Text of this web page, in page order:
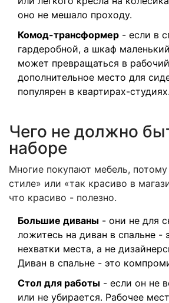
оно не мешало проходу.
Комод-трансформер - если в
гардеробной, а шкаф
может превращаться в
дополнительное место для
популярен в квартирах-студиях.
Чего не должно
наборе
Многие покупают мебель,
стиле» или «так красиво в
что красиво - полезно.
Большие диваны - они не для
ложитесь на диван в спальне -
нехватки места, а не
Диван в спальне - это
Стол для работы - если он не
или не убирается. Рабочее